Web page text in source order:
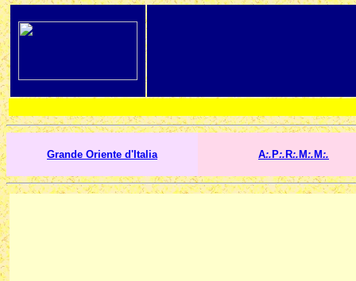
Grande Oriente d'Italia A:. P:. R:. M:. M:.